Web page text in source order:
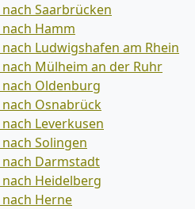
Saarbrücken
Hamm
Ludwigshafen am Rhein
Mülheim an der Ruhr
Oldenburg
Osnabrück
Leverkusen
Solingen
Darmstadt
Heidelberg
Herne